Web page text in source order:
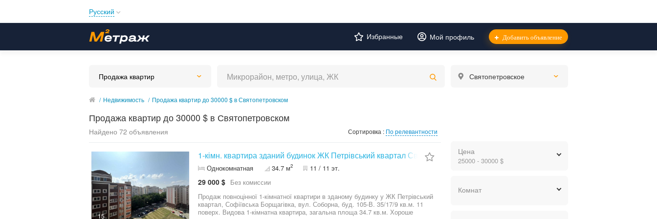
Русский
Українська
Избранные Мой профиль Добавить объявление
Продажа квартир Святопетровское
/ Недвижимость / Продажа квартир до 30000 $ в Святопетровском
Продажа квартир до 30000 $ в Святопетровском
Найдено 72 объявления Сортировка : По релевантности
15
1-кімн. квартира зданий будинок ЖК Петрівський квартал Святопетрівське
Однокомнатная 34.7 м2 11 / 11 эт.
29 000 $ Без комиссии
Продаж повноцінної 1-кімнатної квартири в зданому будинку у ЖК Петрівський
квартал, Софіївська Борщагівка, вул. Соборна, буд. 105-В. 35/17/9 кв.м. 11
поверх. Видова 1-кімнатна квартира, загальна площа 34.7 кв.м. Хороше
Цена
25000 - 30000 $
Комнат